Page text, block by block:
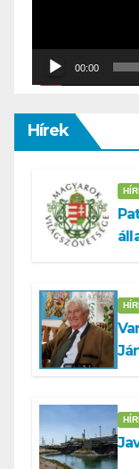
00:00
Hírek